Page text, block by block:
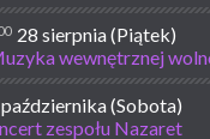
28 sierpnia (Piątek)
wewnętrznej
(Sobota)
zespołu Nazaret